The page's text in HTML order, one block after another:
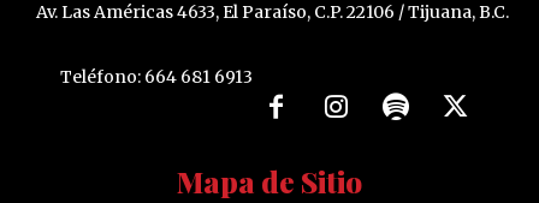
Av. Las Américas 4633, El Paraíso, C.P. 22106 / Tijuana, B.C.
Teléfono: 664 681 6913
Mapa de Sitio